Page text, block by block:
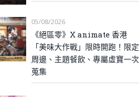
05/08/2026
《絕區零》X animate 香港
「美味大作戰」限時開跑！限定
周邊、主題餐飲、專屬虛寶一次
蒐集